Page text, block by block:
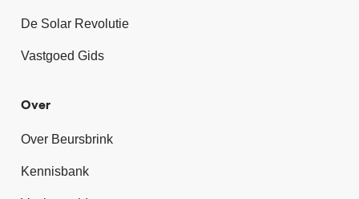
De Solar Revolutie
Vastgoed Gids
Over
Over Beursbrink
Kennisbank